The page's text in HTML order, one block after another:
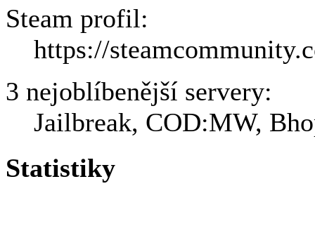
Steam profil:
https://
3 nejoblíbenější servery:
Jailbreak, COD:MW,
Statistiky